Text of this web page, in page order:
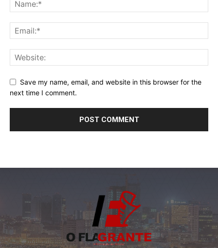
Save my name, email, and website in this browser for the
next time I comment.